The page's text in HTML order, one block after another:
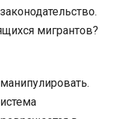
мигрантов?